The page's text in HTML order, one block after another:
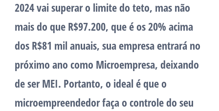
2024 vai superar o limite do teto, mas não
mais do que R$97.200, que é os 20% acima
dos R$81 mil anuais, sua empresa entrará no
próximo ano como Microempresa, deixando
de ser MEI. Portanto, o ideal é que o
microempreendedor faça o controle do seu